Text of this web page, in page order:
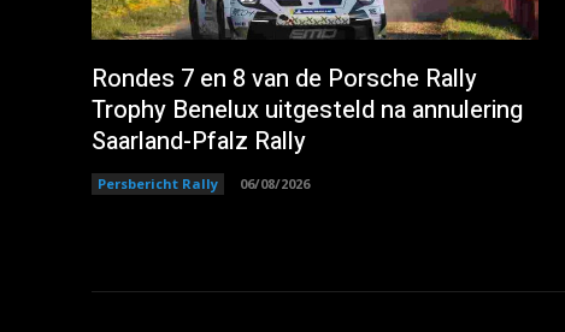
Rondes 7 en 8 van de Porsche Rally
Trophy Benelux uitgesteld na annulering
Saarland-Pfalz Rally
Persbericht Rally 06/08/2026